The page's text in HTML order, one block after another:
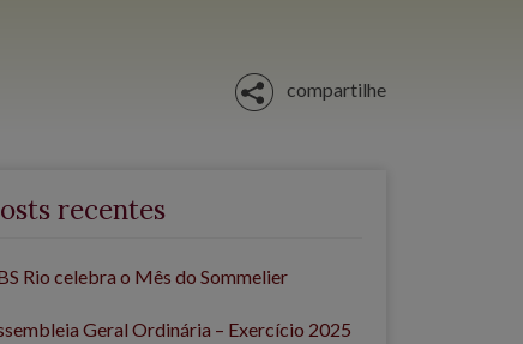
compartilhe
recentes
Rio celebra o Mês do Sommelier
Geral Ordinária – Exercício 2025